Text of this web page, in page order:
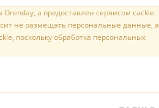
а предоставлен сервисом cackle.
не размещать персональные данные, а
поскольку обработка персональных